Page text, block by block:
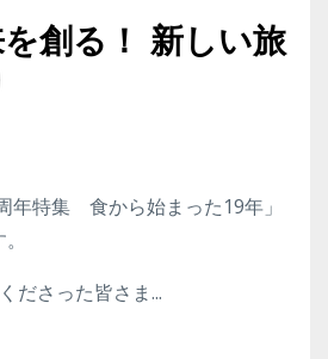
創る！ 新しい旅
年特集 食から始まった19年」
ださった皆さま...